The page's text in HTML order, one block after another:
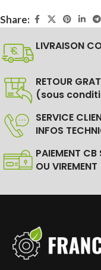
Share:
LIVRAISON
RETOUR
(sous
SERVICE
INFOS
PAIEMENT CB
OU VIREMENT